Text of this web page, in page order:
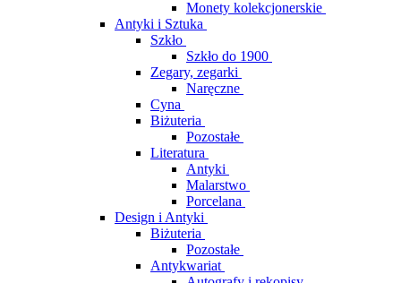
Monety kolekcjonerskie
Antyki i Sztuka
Szkło
Szkło do 1900
Zegary, zegarki
Naręczne
Cyna
Biżuteria
Pozostałe
Literatura
Antyki
Malarstwo
Porcelana
Design i Antyki
Biżuteria
Pozostałe
Antykwariat